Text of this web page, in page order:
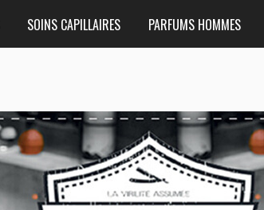
SOINS CAPILLAIRES PARFUMS HOMMES